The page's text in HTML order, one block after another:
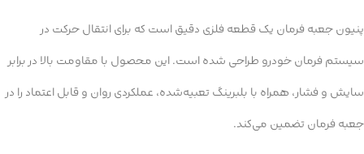
پنیون جعبه فرمان یک قطعه فلزی دقیق است که برای انتقال حرکت در
سیستم فرمان خودرو طراحی شده است. این محصول با مقاومت بالا در برابر
سایش و فشار، همراه با بلبرینگ تعبیه‌شده، عملکردی روان و قابل اعتماد را در
جعبه فرمان تضمین می‌کند.